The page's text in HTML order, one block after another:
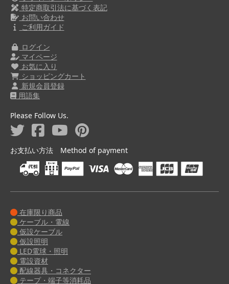
特定商取引法に基づく表記
お問い合わせ
ご利用ガイド
ログイン
マイページ
お気に入り
ショッピングカート
新規会員登録
用語集
Please Follow Us.
お支払い方法 Method of payment
在庫限り商品
ケーブル・電線
仮設ケーブル
仮設照明
LED電球・照明
電設資材
配線器具・コネクター
テープ・端子等消耗品